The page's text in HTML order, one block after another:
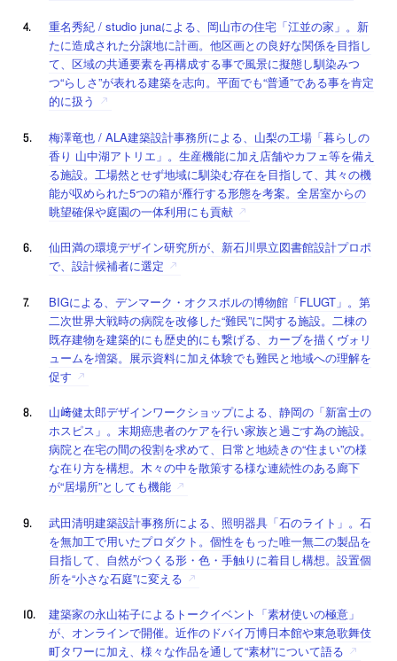
重名秀紀 / studio junaによる、岡山市の住宅「江並の家」。新
たに造成された分譲地に計画。他区画との良好な関係を目指し
て、区域の共通要素を再構成する事で風景に擬態し馴染みつ
つ“らしさ”が表れる建築を志向。平面でも“普通”である事を肯定
的に扱う
梅澤竜也 / ALA建築設計事務所による、山梨の工場「暮らしの
香り 山中湖アトリエ」。生産機能に加え店舗やカフェ等を備え
る施設。工場然とせず地域に馴染む存在を目指して、其々の機
能が収められた5つの箱が雁行する形態を考案。全居室からの
眺望確保や庭園の一体利用にも貢献
仙田満の環境デザイン研究所が、新石川県立図書館設計プロポ
で、設計候補者に選定
BIGによる、デンマーク・オクスボルの博物館「FLUGT」。第
二次世界大戦時の病院を改修した“難民”に関する施設。二棟の
既存建物を建築的にも歴史的にも繋げる、カーブを描くヴォリ
ュームを増築。展示資料に加え体験でも難民と地域への理解を
促す
山﨑健太郎デザインワークショップによる、静岡の「新富士の
ホスピス」。末期癌患者のケアを行い家族と過ごす為の施設。
病院と在宅の間の役割を求めて、日常と地続きの“住まい”の様
な在り方を構想。木々の中を散策する様な連続性のある廊下
が“居場所”としても機能
武田清明建築設計事務所による、照明器具「石のライト」。石
を無加工で用いたプロダクト。個性をもった唯一無二の製品を
目指して、自然がつくる形・色・手触りに着目し構想。設置個
所を“小さな石庭”に変える
建築家の永山祐子によるトークイベント「素材使いの極意」
が、オンラインで開催。近作のドバイ万博日本館や東急歌舞伎
町タワーに加え、様々な作品を通して“素材”について語る